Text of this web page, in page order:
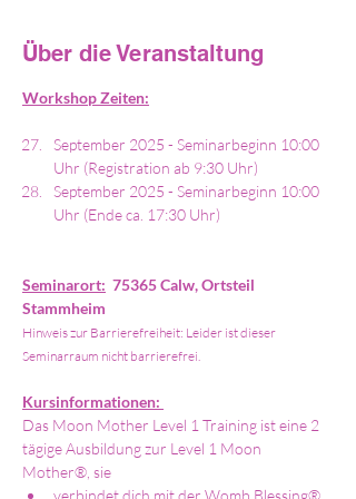
Über die Veranstaltung
Workshop Zeiten:
September 2025 - Seminarbeginn 10:00
Uhr (Registration ab 9:30 Uhr)
September 2025 - Seminarbeginn 10:00
Uhr (Ende ca. 17:30 Uhr)
Seminarort: 75365 Calw, Ortsteil
Stammheim
Hinweis zur Barrierefreiheit: Leider ist dieser
Seminarraum nicht barrierefrei.
Kursinformationen:
Das Moon Mother Level 1 Training ist eine 2
tägige Ausbildung zur Level 1 Moon
Mother®, sie
verbindet dich mit der Womb Blessing®